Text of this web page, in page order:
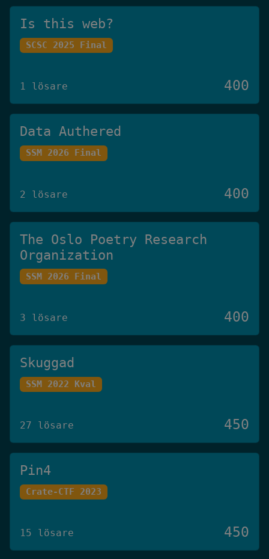
Is this web?
SCSC 2025 Final
1 lösare 400
Data Authered
SSM 2026 Final
2 lösare 400
The Oslo Poetry Research
Organization
SSM 2026 Final
3 lösare 400
Skuggad
SSM 2022 Kval
27 lösare 450
Pin4
Crate-CTF 2023
15 lösare 450